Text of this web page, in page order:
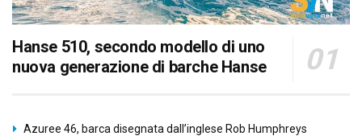
Hanse 510, secondo modello di uno
nuova generazione di barche Hanse
Azuree 46, barca disegnata dall’inglese Rob Humphreys